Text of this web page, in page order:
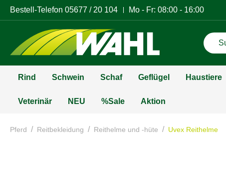
Bestell-Telefon 05677 / 20 104 Mo - Fr: 08:00 - 16:00
Rind Schwein Schaf Geflügel Haustiere
Veterinär NEU %Sale Aktion
Pferd / Reitbekleidung / Reithelme und -hüte / Uvex Reithelme